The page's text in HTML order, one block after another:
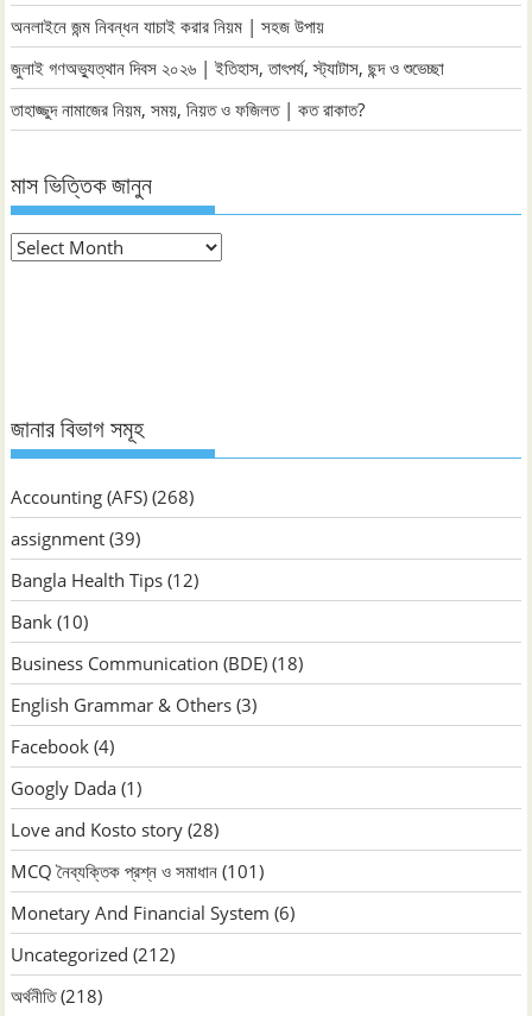
অনলাইনে জন্ম নিবন্ধন যাচাই করার নিয়ম | সহজ উপায়
জুলাই গণঅভ্যুত্থান দিবস ২০২৬ | ইতিহাস, তাৎপর্য, স্ট্যাটাস, ছন্দ ও শুভেচ্ছা
তাহাজ্জুদ নামাজের নিয়ম, সময়, নিয়ত ও ফজিলত | কত রাকাত?
মাস ভিত্তিক জানুন
মাস
জানার বিভাগ সমূহ
Accounting (AFS) (268)
assignment (39)
Bangla Health Tips (12)
Bank (10)
Business Communication (BDE) (18)
English Grammar & Others (3)
Facebook (4)
Googly Dada (1)
Love and Kosto story (28)
MCQ নৈব্যক্তিক প্রশ্ন ও সমাধান (101)
Monetary And Financial System (6)
Uncategorized (212)
অর্থনীতি(218)